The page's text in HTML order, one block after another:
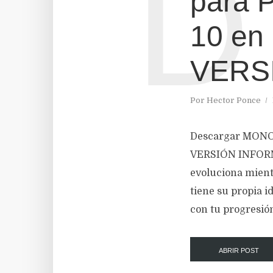
10 en
Por Hector Ponce
Descargar
VERSIÓN
evoluciona
tiene su propia
con tu
ABRIR POST